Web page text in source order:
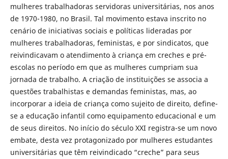
mulheres trabalhadoras servidoras universitárias, nos anos
de 1970-1980, no Brasil. Tal movimento estava inscrito no
cenário de iniciativas sociais e políticas lideradas por
mulheres trabalhadoras, feministas, e por sindicatos, que
reivindicavam o atendimento à criança em creches e pré-
escolas no período em que as mulheres cumpriam sua
jornada de trabalho. A criação de instituições se associa a
questões trabalhistas e demandas feministas, mas, ao
incorporar a ideia de criança como sujeito de direito, define-
se a educação infantil como equipamento educacional e um
de seus direitos. No início do século XXI registra-se um novo
embate, desta vez protagonizado por mulheres estudantes
universitárias que têm reivindicado “creche” para seus